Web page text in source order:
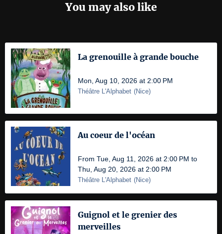
You may also like
La grenouille à grande bouche
Mon, Aug 10, 2026 at 2:00 PM
Théâtre L'Alphabet (Nice)
Au coeur de l'océan
From Tue, Aug 11, 2026 at 2:00 PM to
Thu, Aug 20, 2026 at 2:00 PM
Théâtre L'Alphabet (Nice)
Guignol et le grenier des
merveilles